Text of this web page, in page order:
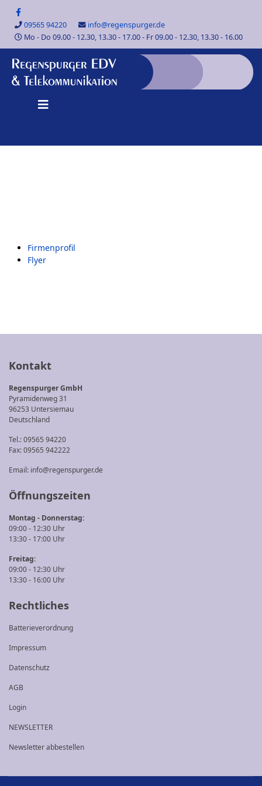
09565 94220
info@regenspurger.de
Mo - Do 09.00 - 12.30, 13.30 - 17.00 - Fr 09.00 - 12.30, 13.30 - 16.00
Firmenprofil
Flyer
Kontakt
Regenspurger GmbH
Pyramidenweg 31
96253 Untersiemau
Deutschland
Tel.: 09565 94220
Fax: 09565 942222
Email: info@regenspurger.de
Öffnungszeiten
Montag - Donnerstag:
09:00 - 12:30 Uhr
13:30 - 17:00 Uhr
Freitag:
09:00 - 12:30 Uhr
13:30 - 16:00 Uhr
Rechtliches
Batterieverordnung
Impressum
Datenschutz
AGB
Login
NEWSLETTER
Newsletter abbestellen